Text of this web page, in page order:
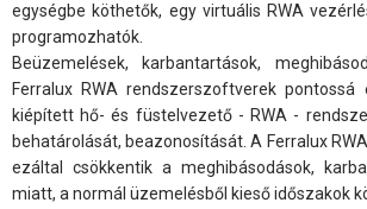
egységbe köthetők, egy virtuális RWA
programozhatók.
Beüzemelések, karbantartások,
Ferralux RWA rendszerszoftverek
kiépített hő- és füstelvezető - RWA -
behatárolását, beazonosítását. A Ferralux
ezáltal csökkentik a meghibásodások,
miatt, a normál üzemelésből kieső időszakok